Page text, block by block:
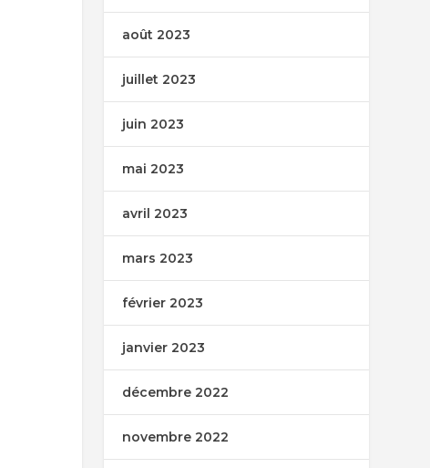
août 2023
juillet 2023
juin 2023
mai 2023
avril 2023
mars 2023
février 2023
janvier 2023
décembre 2022
novembre 2022